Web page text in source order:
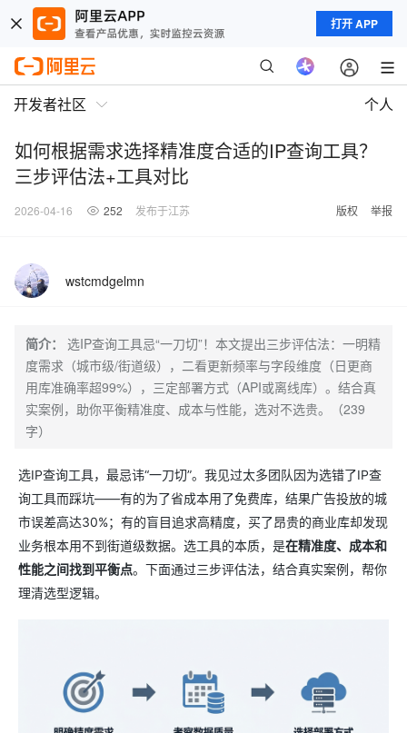
打开 APP
开发者社区 个人
如何根据需求选择精准度合适的IP查询工具？
三步评估法+工具对比
2026-04-16 252 发布于江苏 版权 举报
wstcmdgelmn
简介：
选IP查询工具忌“一刀切”！本文提出三步评估法：一明精
度需求（城市级/街道级），二看更新频率与字段维度（日更商
用库准确率超99%），三定部署方式（API或离线库）。结合真
实案例，助你平衡精准度、成本与性能，选对不选贵。（239
字）
选IP查询工具，最忌讳“一刀切”。我见过太多团队因为选错了IP查
询工具而踩坑——有的为了省成本用了免费库，结果广告投放的城
市误差高达30%；有的盲目追求高精度，买了昂贵的商业库却发现
业务根本用不到街道级数据。选工具的本质，是在精准度、成本和
性能之间找到平衡点。下面通过三步评估法，结合真实案例，帮你
理清选型逻辑。